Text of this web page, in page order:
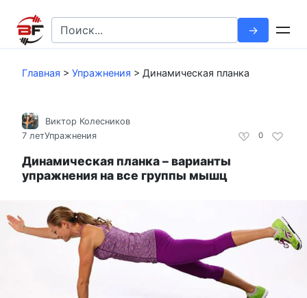
контенту
Search
for:
Главная > Упражнения > Динамическая планка
0
Виктор Колесников
7 летУпражнения
Динамическая планка – варианты
упражнения на все группы мышц